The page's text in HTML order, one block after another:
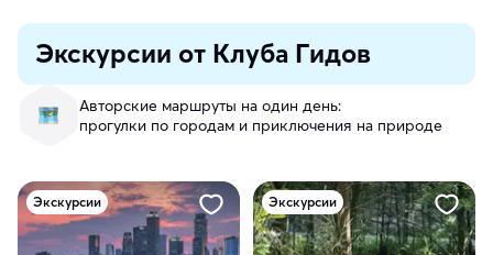
Экскурсии от Клуба Гидов
Авторские маршруты на один день:
прогулки по городам и приключения на природе
Экскурсии Экскурсии